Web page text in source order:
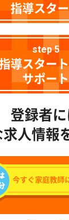
指導スタ
step 5
導スター
サポート
登録者に
人情報